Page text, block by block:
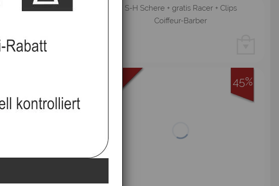
Barber, Lernende
S-H Schere + gratis Racer + Clips
Coiffeur-Barber
45%